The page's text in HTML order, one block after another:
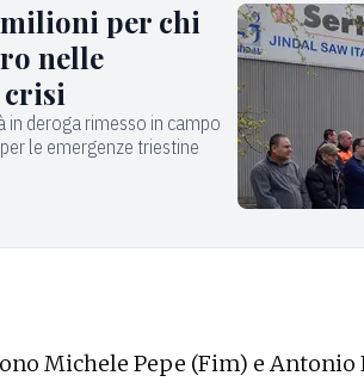
per chi
nelle
deroga rimesso in campo
le emergenze triestine
Michele Pepe (Fim) e